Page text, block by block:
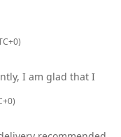
I am glad that I